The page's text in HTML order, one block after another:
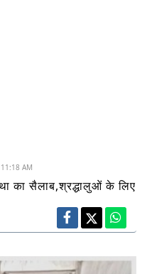
AM
का सैलाब,श्रद्धालुओं के लिए